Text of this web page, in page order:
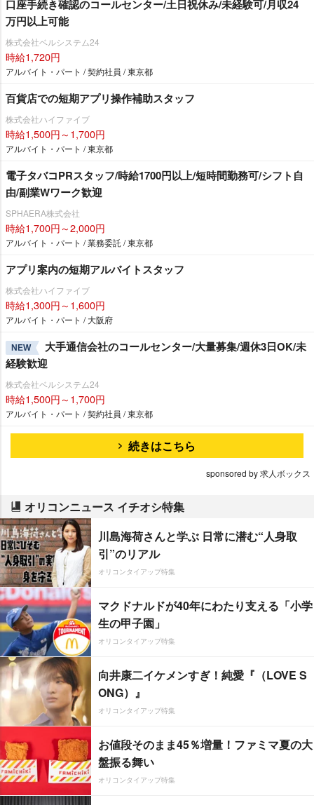
口座手続き確認のコールセンター/土日祝休み/未経験可/月収24
万円以上可能
株式会社ベルシステム24
時給1,720円
アルバイト・パート / 契約社員 / 東京都
百貨店での短期アプリ操作補助スタッフ
株式会社ハイファイブ
時給1,500円～1,700円
アルバイト・パート / 東京都
電子タバコPRスタッフ/時給1700円以上/短時間勤務可/シフト自
由/副業Wワーク歓迎
SPHAERA株式会社
時給1,700円～2,000円
アルバイト・パート / 業務委託 / 東京都
アプリ案内の短期アルバイトスタッフ
株式会社ハイファイブ
時給1,300円～1,600円
アルバイト・パート / 大阪府
NEW
大手通信会社のコールセンター/大量募集/週休3日OK/未
経験歓迎
株式会社ベルシステム24
時給1,500円～1,700円
アルバイト・パート / 契約社員 / 東京都
続きはこちら
sponsored by 求人ボックス
オリコンニュース イチオシ特集
川島海荷さんと学ぶ 日常に潜む“人身取
引”のリアル
オリコンタイアップ特集
マクドナルドが40年にわたり支える「小学
生の甲子園」
オリコンタイアップ特集
向井康二イケメンすぎ！純愛『（LOVE S
ONG）』
オリコンタイアップ特集
お値段そのまま45％増量！ファミマ夏の大
盤振る舞い
オリコンタイアップ特集